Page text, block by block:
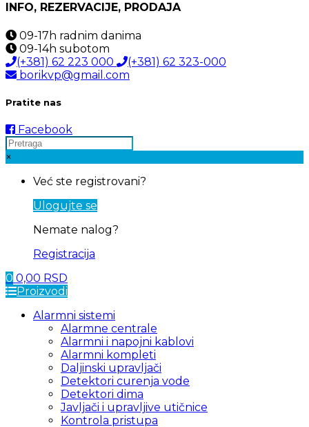
INFO, REZERVACIJE, PRODAJA
09-17h radnim danima
09-14h subotom
(+381) 62 223 000
(+381) 62 323-000
borikvp@gmail.com
Pratite nas
Facebook
×
Već ste registrovani?
Ulogujte se
Nemate nalog?
Registracija
0 0,00 RSD
Proizvodi
Alarmni sistemi
Alarmne centrale
Alarmni i napojni kablovi
Alarmni kompleti
Daljinski upravljači
Detektori curenja vode
Detektori dima
Javljači i upravljive utičnice
Kontrola pristupa